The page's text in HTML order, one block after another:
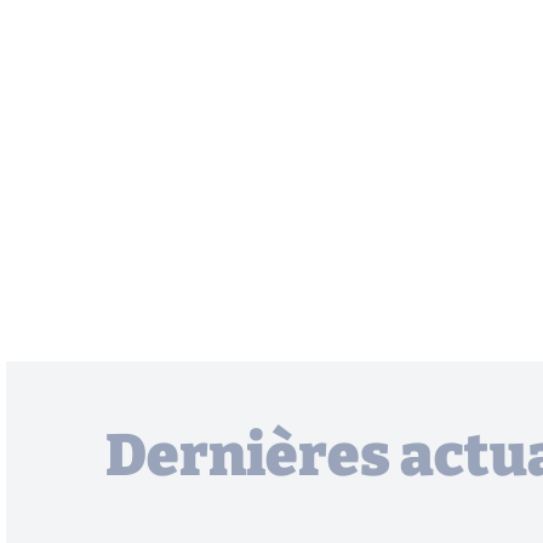
Dernières